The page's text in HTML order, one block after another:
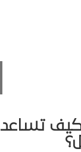
كيف تساعد